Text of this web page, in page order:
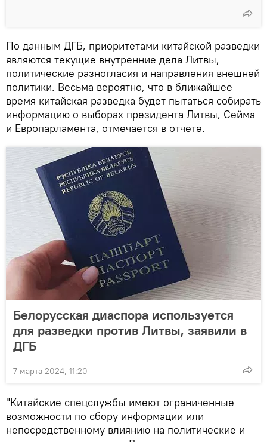
По данным ДГБ, приоритетами китайской разведки
являются текущие внутренние дела Литвы,
политические разногласия и направления внешней
политики. Весьма вероятно, что в ближайшее
время китайская разведка будет пытаться собирать
информацию о выборах президента Литвы, Сейма
и Европарламента, отмечается в отчете.
Белорусская диаспора используется
для разведки против Литвы, заявили в
ДГБ
7 марта 2024, 11:20
"Китайские спецслужбы имеют ограниченные
возможности по сбору информации или
непосредственному влиянию на политические и